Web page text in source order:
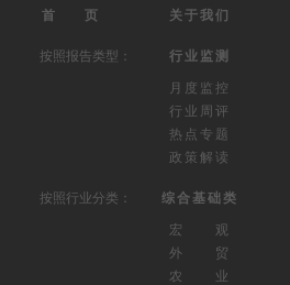
首 页 关于我们
按照报告类型： 行业监测
月度监控
行业周评
热点专题
政策解读
按照行业分类： 综合基础类
宏 观
外 贸
农 业